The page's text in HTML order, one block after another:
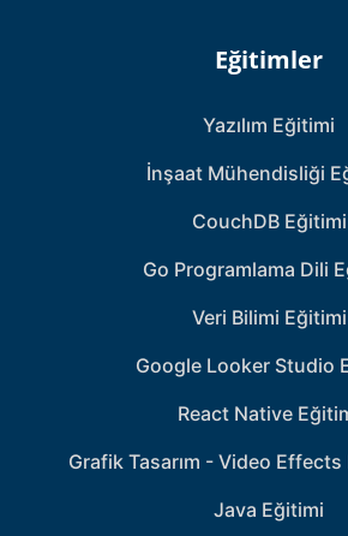
Eğitimler
Yazılım Eğitimi
İnşaat Mühendisliği
CouchDB Eğitimi
Go Programlama Dili
Veri Bilimi Eğitimi
Google Looker Studio
React Native
Grafik Tasarım - Video
Java Eğitimi